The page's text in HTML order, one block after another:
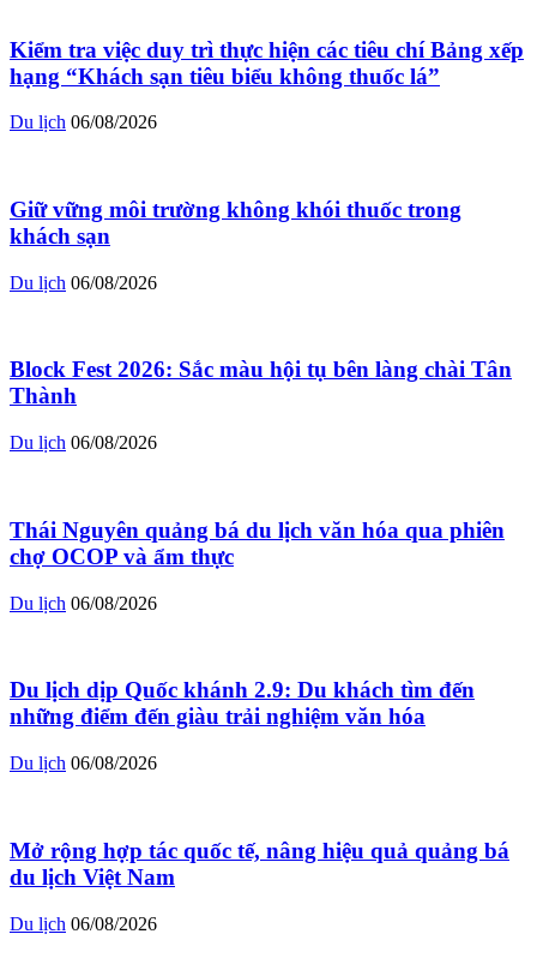
Kiểm tra việc duy trì thực hiện các tiêu chí Bảng xếp
hạng “Khách sạn tiêu biểu không thuốc lá”
Du lịch 06/08/2026
Giữ vững môi trường không khói thuốc trong
khách sạn
Du lịch 06/08/2026
Block Fest 2026: Sắc màu hội tụ bên làng chài Tân
Thành
Du lịch 06/08/2026
Thái Nguyên quảng bá du lịch văn hóa qua phiên
chợ OCOP và ẩm thực
Du lịch 06/08/2026
Du lịch dịp Quốc khánh 2.9: Du khách tìm đến
những điểm đến giàu trải nghiệm văn hóa
Du lịch 06/08/2026
Mở rộng hợp tác quốc tế, nâng hiệu quả quảng bá
du lịch Việt Nam
Du lịch 06/08/2026